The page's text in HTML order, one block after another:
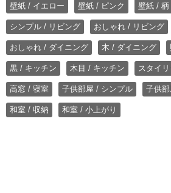
壁紙 / イエロー 壁紙 / ピンク 壁紙 / 柄
シンプル / リビング おしゃれ / リビング
おしゃれ / ダイニング 木 / ダイニング
黒 / キッチン 木目 / キッチン スタイ
高窓 / 寝室 子供部屋 / シンプル 子供
和室 / 収納 和室 / 小上がり